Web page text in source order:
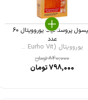
کپسول پروستافیت یوروویتال 60
عدد
یوروویتال (Eurho Vit ...
840,000تومان
798,000تومان